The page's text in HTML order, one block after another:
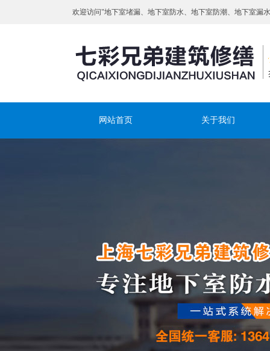
欢迎访问"地下室堵漏、地下室防水、地下室防潮、地下室漏
网站首页 关于我们